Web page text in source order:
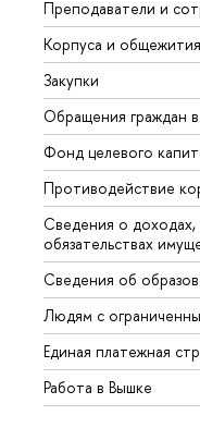
Преподаватели и
Корпуса и общежития
Закупки
Обращения граждан
Фонд целевого
Противодействие
Сведения о
обязательствах
Сведения об
Людям с
Единая платежная
Работа в Вышке